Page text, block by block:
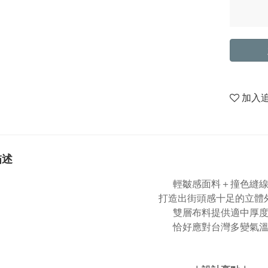
加入
輕皺感面料＋撞色縫線
打造出街頭感十足的立體
雙層布料提供適中厚度
恰好應對台灣多變氣溫